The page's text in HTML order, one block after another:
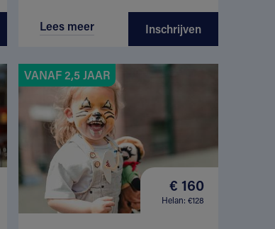
Lees meer Inschrijven
VANAF 2,5 JAAR
€ 160
Helan: €128